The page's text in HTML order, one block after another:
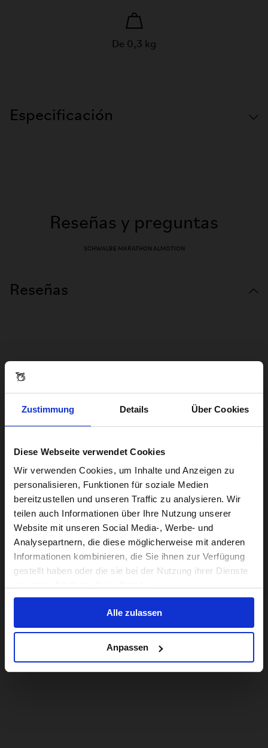
Zustimmung Details Über Cookies
Diese Webseite verwendet Cookies
Wir verwenden Cookies, um Inhalte und Anzeigen zu
personalisieren, Funktionen für soziale Medien
bereitzustellen und unseren Traffic zu analysieren. Wir
teilen auch Informationen über Ihre Nutzung unserer
Website mit unseren Social Media-, Werbe- und
Analysepartnern, die diese möglicherweise mit anderen
Informationen kombinieren, die Sie ihnen zur Verfügung
gestellt haben oder die sie bei der Nutzung ihrer Dienste
Alle zulassen
Anpassen
De 0,3 kg
Especificación
Reseñas y preguntas
SCHWALBE MARATHON ALMOTION
Reseñas
Visiting from the United States?
For a better experience, please visit our:
US website
No, stay here